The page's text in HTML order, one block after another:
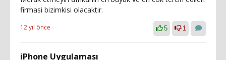
firmasi bizimkisi olacaktir.
12 yıl önce 5 1
iPhone Uygulaması